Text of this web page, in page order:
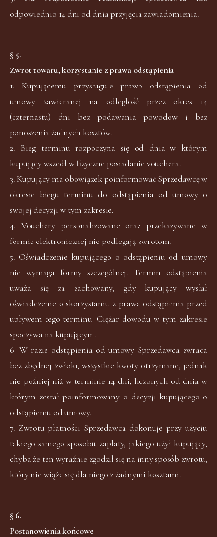
odpowiednio 14 dni od dnia przyjęcia zawiadomienia.
§ 5.
Zwrot towaru, korzystanie z prawa odstąpienia
1. Kupującemu przysługuje prawo odstąpienia od
umowy zawieranej na odległość przez okres 14
(czternastu) dni bez podawania powodów i bez
ponoszenia żadnych kosztów.
2. Bieg terminu rozpoczyna się od dnia w którym
kupujący wszedł w fizyczne posiadanie vouchera.
3. Kupujący ma obowiązek poinformować Sprzedawcę w
okresie biegu terminu do odstąpienia od umowy o
swojej decyzji w tym zakresie.
4. Vouchery personalizowane oraz przekazywane w
formie elektronicznej nie podlegają zwrotom.
5. Oświadczenie kupującego o odstąpieniu od umowy
nie wymaga formy szczególnej. Termin odstąpienia
uważa się za zachowany, gdy kupujący wysłał
oświadczenie o skorzystaniu z prawa odstąpienia przed
upływem tego terminu. Ciężar dowodu w tym zakresie
spoczywa na kupującym.
6. W razie odstąpienia od umowy Sprzedawca zwraca
bez zbędnej zwłoki, wszystkie kwoty otrzymane, jednak
nie później niż w terminie 14 dni, liczonych od dnia w
którym został poinformowany o decyzji kupującego o
odstąpieniu od umowy.
7. Zwrotu płatności Sprzedawca dokonuje przy użyciu
takiego samego sposobu zapłaty, jakiego użył kupujący,
chyba że ten wyraźnie zgodził się na inny sposób zwrotu,
który nie wiąże się dla niego z żadnymi kosztami.
§ 6.
Postanowienia końcowe